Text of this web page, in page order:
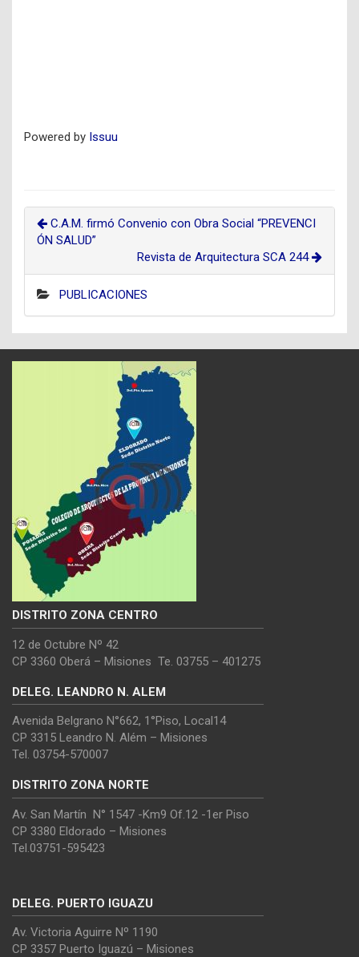
Powered by Issuu
C.A.M. firmó Convenio con Obra Social “PREVENCI
ÓN SALUD”
Revista de Arquitectura SCA 244
PUBLICACIONES
DISTRITO ZONA CENTRO
12 de Octubre Nº 42
CP 3360 Oberá – Misiones Te. 03755 – 401275
DELEG. LEANDRO N. ALEM
Avenida Belgrano N°662, 1°Piso, Local14
CP 3315 Leandro N. Além – Misiones
Tel. 03754-570007
DISTRITO ZONA NORTE
Av. San Martín N° 1547 -Km9 Of.12 -1er Piso
CP 3380 Eldorado – Misiones
Tel.03751-595423
DELEG. PUERTO IGUAZU
Av. Victoria Aguirre Nº 1190
CP 3357 Puerto Iguazú – Misiones